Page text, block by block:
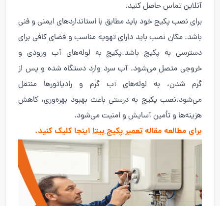
آنلاین تماس حاصل کنید.
برای نصب پکیج خود باید مطابق با استانداردهای ایمنی و فنی
باشد. مکان نصب باید دارای تهویه مناسب و فضای کافی برای
دسترسی به پکیج باشد.پکیج به لوله‌های آب ورودی و
خروجی متصل می‌شود. آب سرد وارد دستگاه شده و پس از
گرم شدن، به لوله‌های آب گرم و رادیاتور‌ها منتقل
می‌شود.نصب پکیج به درستی باعث بهبود بهره‌وری، کاهش
هزینه‌ها و تأمین آسایش و امنیت می‌شود.
برای مطالعه مقالهتعمیر پکیج بیتا اینجا کلیک کنید.